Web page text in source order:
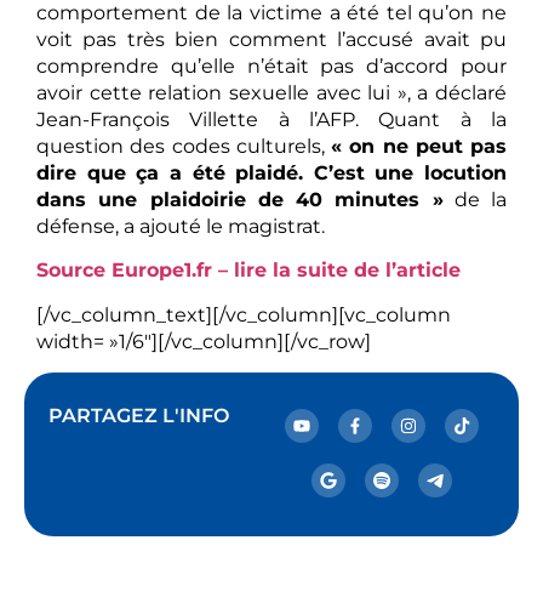
comportement de la victime a été tel qu’on ne
voit pas très bien comment l’accusé avait pu
comprendre qu’elle n’était pas d’accord pour
avoir cette relation sexuelle avec lui », a déclaré
Jean-François Villette à l’AFP. Quant à la
question des codes culturels, « on ne peut pas
dire que ça a été plaidé. C’est une locution
dans une plaidoirie de 40 minutes »de la
défense, a ajouté le magistrat.
Source Europe1.fr – lire la suite de l’article
[/vc_column_text][/vc_column][vc_column
width= »1/6″][/vc_column][/vc_row]
PARTAGEZ L'INFO